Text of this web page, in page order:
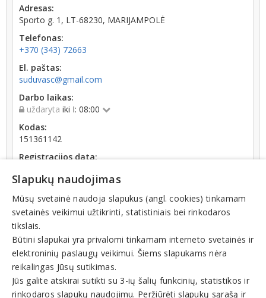
Adresas:
Sporto g. 1, LT-68230, MARIJAMPOLĖ
Telefonas:
+370 (343) 72663
El. paštas:
suduvasc@gmail.com
Darbo laikas:
uždaryta iki I: 08:00
Kodas:
151361142
Registracijos data:
Apyvarta:
26 008 €, pelnas po mokesčių 0,0 % (2025 m.)
Veiklos sritys
Slapukų naudojimas
Mūsų svetainė naudoja slapukus (angl. cookies) tinkamam
svetainės veikimui užtikrinti, statistiniais bei rinkodaros
tikslais.
Būtini slapukai yra privalomi tinkamam interneto svetainės ir
elektroninių paslaugų veikimui. Šiems slapukams nėra
reikalingas Jūsų sutikimas.
Jūs galite atskirai sutikti su 3-ių šalių funkcinių, statistikos ir
rinkodaros slapukų naudojimu. Peržiūrėti slapukų sąrašą ir